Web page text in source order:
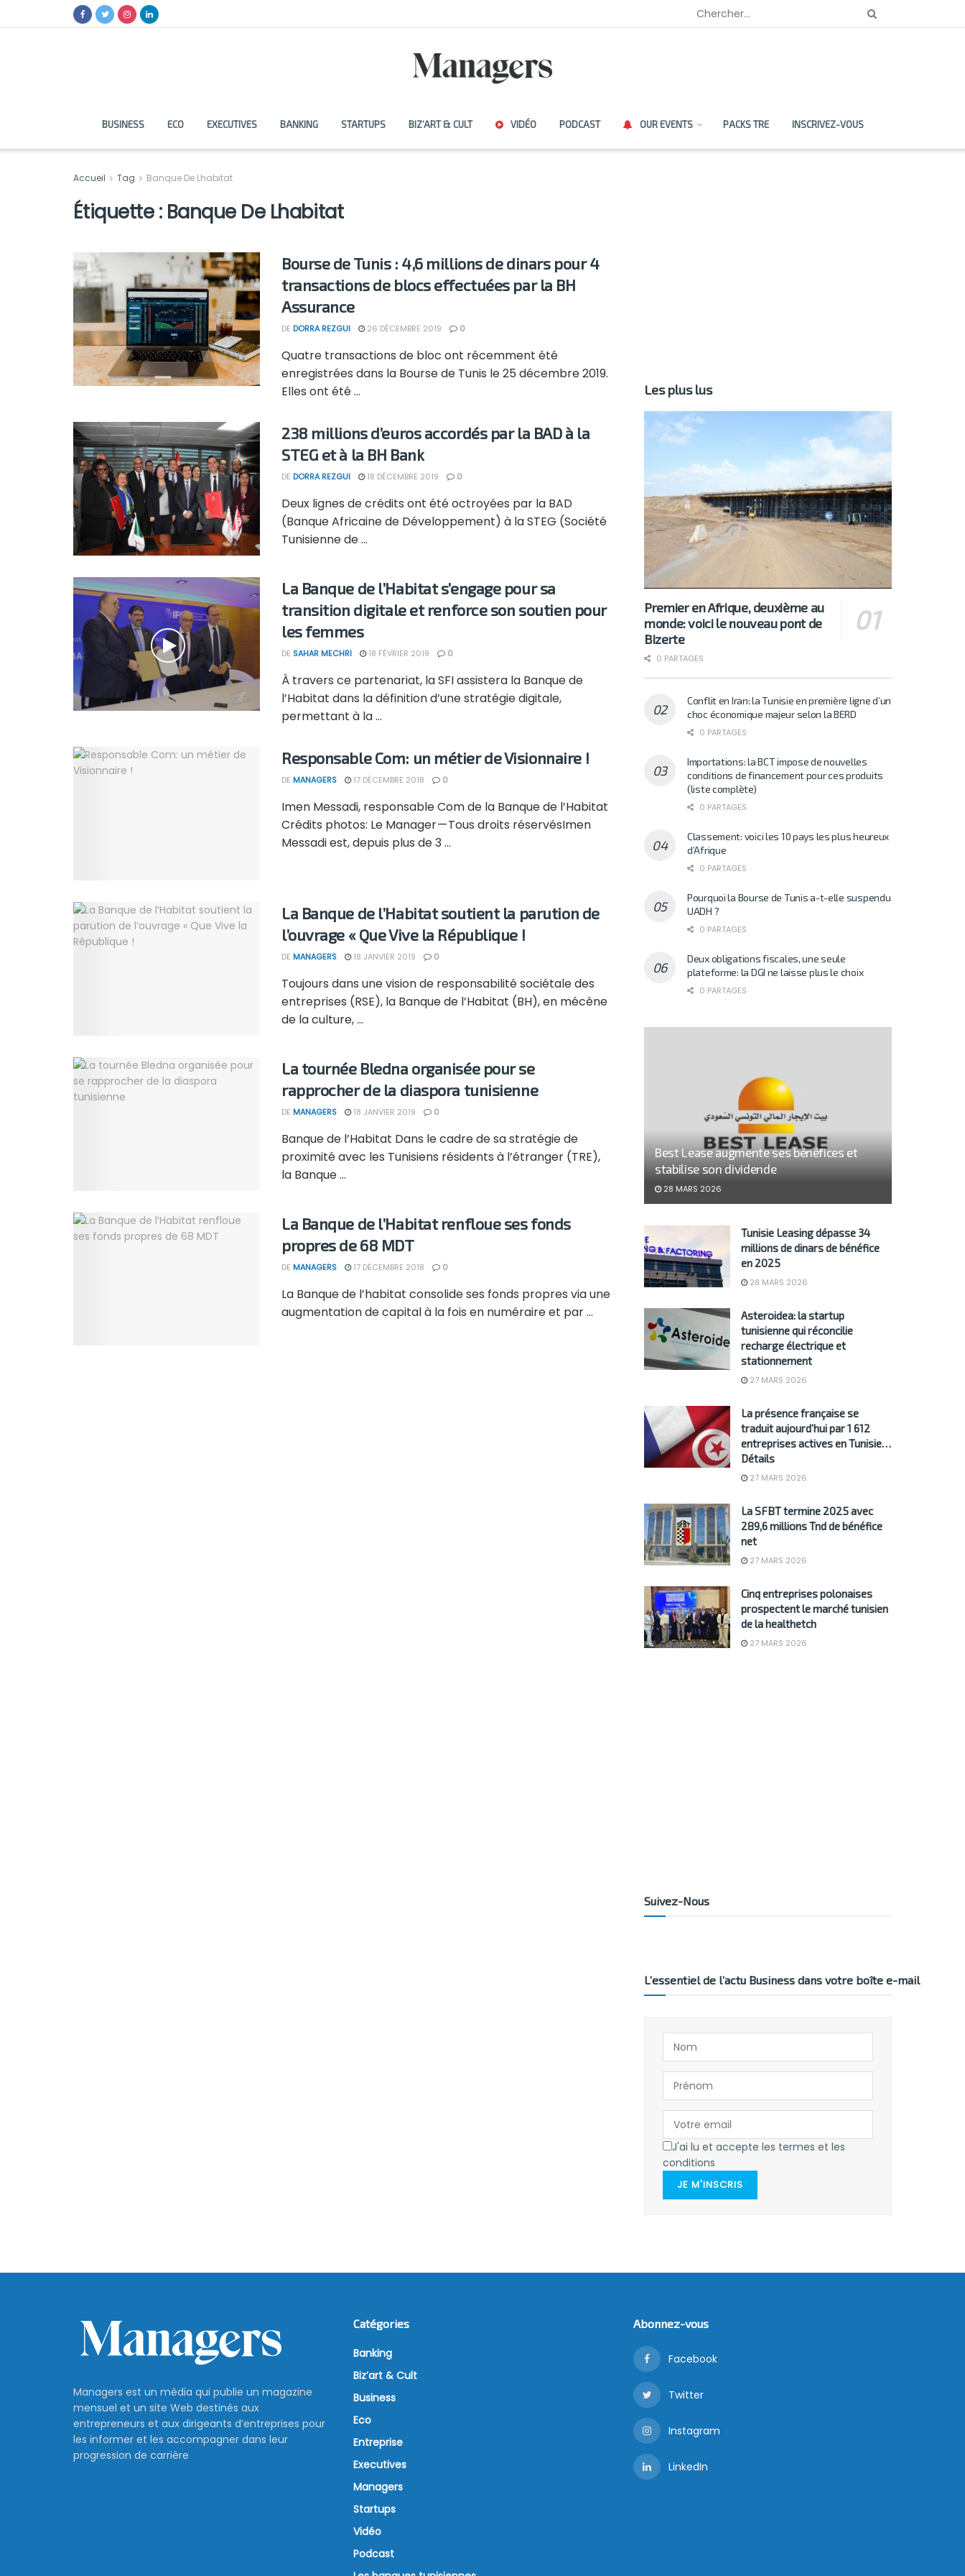
BUSINESS ECO EXECUTIVES BANKING STARTUPS BIZ’ART & CULT VIDÉO PODCAST OUR EVENTS PACKS TRE INSCRIVEZ-VOUS
Accueil Tag Banque De Lhabitat
Étiquette : Banque De Lhabitat
Bourse de Tunis : 4,6 millions de dinars pour 4
transactions de blocs effectuées par la BH
Assurance
DE DORRA REZGUI 26 DÉCEMBRE 2019 0
Quatre transactions de bloc ont récemment été
enregistrées dans la Bourse de Tunis le 25 décembre 2019.
Elles ont été ...
238 millions d’euros accordés par la BAD à la
STEG et à la BH Bank
DE DORRA REZGUI 18 DÉCEMBRE 2019 0
Deux lignes de crédits ont été octroyées par la BAD
(Banque Africaine de Développement) à la STEG (Société
Tunisienne de ...
La Banque de l’Habitat s’engage pour sa
transition digitale et renforce son soutien pour
les femmes
DE SAHAR MECHRI 18 FÉVRIER 2019 0
À travers ce partenariat, la SFI assistera la Banque de
l’Habitat dans la définition d’une stratégie digitale,
permettant à la ...
Responsable Com: un métier de Visionnaire !
DE MANAGERS 17 DÉCEMBRE 2018 0
Imen Messadi, responsable Com de la Banque de l’Habitat
Crédits photos: Le Manager — Tous droits réservésImen
Messadi est, depuis plus de 3 ...
La Banque de l’Habitat soutient la parution de
l’ouvrage « Que Vive la République !
DE MANAGERS 18 JANVIER 2019 0
Toujours dans une vision de responsabilité sociétale des
entreprises (RSE), la Banque de l’Habitat (BH), en mécène
de la culture, ...
La tournée Bledna organisée pour se
rapprocher de la diaspora tunisienne
DE MANAGERS 18 JANVIER 2019 0
Banque de l’Habitat Dans le cadre de sa stratégie de
proximité avec les Tunisiens résidents à l’étranger (TRE),
la Banque ...
La Banque de l’Habitat renfloue ses fonds
propres de 68 MDT
DE MANAGERS 17 DÉCEMBRE 2018 0
La Banque de l’habitat consolide ses fonds propres via une
augmentation de capital à la fois en numéraire et par ...
Les plus lus
Premier en Afrique, deuxième au
monde: voici le nouveau pont de
Bizerte
0 PARTAGES
Conflit en Iran: la Tunisie en première ligne d’un
choc économique majeur selon la BERD
0 PARTAGES
Importations: la BCT impose de nouvelles
conditions de financement pour ces produits
(liste complète)
0 PARTAGES
Classement: voici les 10 pays les plus heureux
d’Afrique
0 PARTAGES
Pourquoi la Bourse de Tunis a-t-elle suspendu
UADH ?
0 PARTAGES
Deux obligations fiscales, une seule
plateforme: la DGI ne laisse plus le choix
0 PARTAGES
Best Lease augmente ses bénéfices et
stabilise son dividende
28 MARS 2026
Tunisie Leasing dépasse 34
millions de dinars de bénéfice
en 2025
28 MARS 2026
Asteroidea: la startup
tunisienne qui réconcilie
recharge électrique et
stationnement
27 MARS 2026
La présence française se
traduit aujourd’hui par 1 612
entreprises actives en Tunisie…
Détails
27 MARS 2026
La SFBT termine 2025 avec
289,6 millions Tnd de bénéfice
net
27 MARS 2026
Cinq entreprises polonaises
prospectent le marché tunisien
de la healthetch
27 MARS 2026
Suivez-Nous
L’essentiel de l’actu Business dans votre boîte e-mail
J'ai lu et accepte les termes et les
conditions
JE M'INSCRIS
Managers est un média qui publie un magazine
mensuel et un site Web destinés aux
entrepreneurs et aux dirigeants d’entreprises pour
les informer et les accompagner dans leur
progression de carrière
Catégories
Banking
Biz’art & Cult
Business
Eco
Entreprise
Executives
Managers
Startups
Vidéo
Podcast
Abonnez-vous
Facebook
Twitter
Instagram
LinkedIn